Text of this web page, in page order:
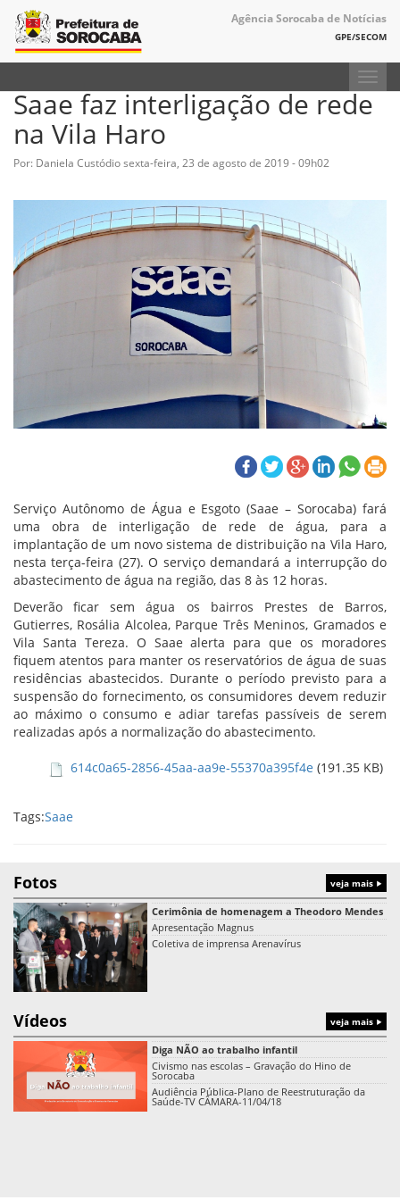
Agência Sorocaba de Notícias
GPE/SECOM
Saae faz interligação de rede
na Vila Haro
Por: Daniela Custódiosexta-feira, 23 de agosto de 2019 - 09h02
Serviço Autônomo de Água e Esgoto (Saae – Sorocaba) fará
uma obra de interligação de rede de água, para a
implantação de um novo sistema de distribuição na Vila Haro,
nesta terça-feira (27). O serviço demandará a interrupção do
abastecimento de água na região, das 8 às 12 horas.
Deverão ficar sem água os bairros Prestes de Barros,
Gutierres, Rosália Alcolea, Parque Três Meninos, Gramados e
Vila Santa Tereza. O Saae alerta para que os moradores
fiquem atentos para manter os reservatórios de água de suas
residências abastecidos. Durante o período previsto para a
suspensão do fornecimento, os consumidores devem reduzir
ao máximo o consumo e adiar tarefas passíveis de serem
realizadas após a normalização do abastecimento.
614c0a65-2856-45aa-aa9e-55370a395f4e (191.35 KB)
Tags:Saae
Fotos veja mais
Cerimônia de homenagem a Theodoro Mendes
Apresentação Magnus
Coletiva de imprensa Arenavírus
Vídeos veja mais
Diga NÃO ao trabalho infantil
Civismo nas escolas – Gravação do Hino de
Sorocaba
Audiência Pública-Plano de Reestruturação da
Saúde-TV CÂMARA-11/04/18